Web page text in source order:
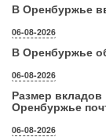
В Оренбуржье
06-08-2026
В Оренбуржье
06-08-2026
Размер вкладов
Оренбуржье
06-08-2026